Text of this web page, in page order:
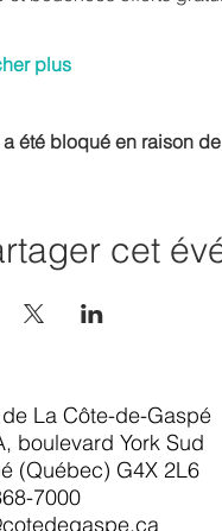
plus
été bloqué en raison
cet
La Côte-de-Gaspé
boulevard York Sud
(Québec) G4X 2L6
7000